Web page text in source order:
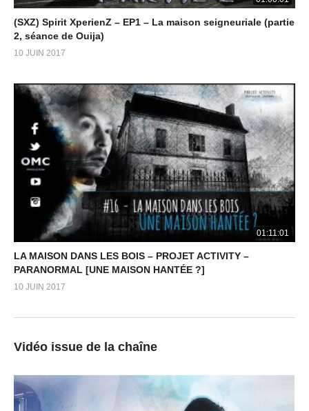
(SXZ) Spirit XperienZ – EP1 – La maison seigneuriale (partie
2, séance de Ouija)
10 JUIN 2017
01:11:01
LA MAISON DANS LES BOIS – PROJET ACTIVITY –
PARANORMAL [UNE MAISON HANTÉE ?]
10 JUIN 2017
Vidéo issue de la chaîne